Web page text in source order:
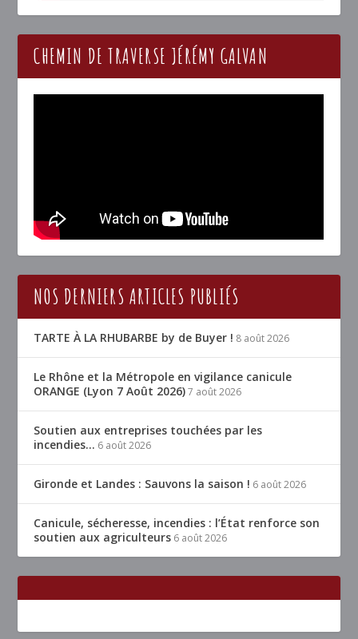
CHEMIN DE TRAVERSE JÉRÉMY GALVAN
NOS DERNIERS ARTICLES PUBLIÉS
TARTE À LA RHUBARBE by de Buyer ! 8 août 2026
Le Rhône et la Métropole en vigilance canicule
ORANGE (Lyon 7 Août 2026) 7 août 2026
Soutien aux entreprises touchées par les
incendies… 6 août 2026
Gironde et Landes : Sauvons la saison ! 6 août 2026
Canicule, sécheresse, incendies : l’État renforce son
soutien aux agriculteurs 6 août 2026